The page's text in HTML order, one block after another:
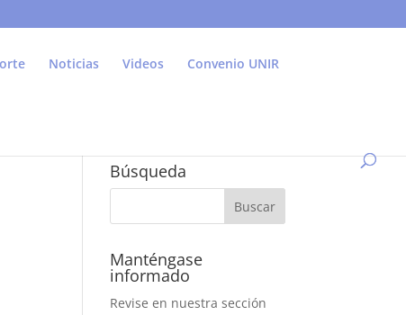
Noticias Videos Convenio UNIR
Búsqueda
Manténgase
informado
Revise en nuestra sección